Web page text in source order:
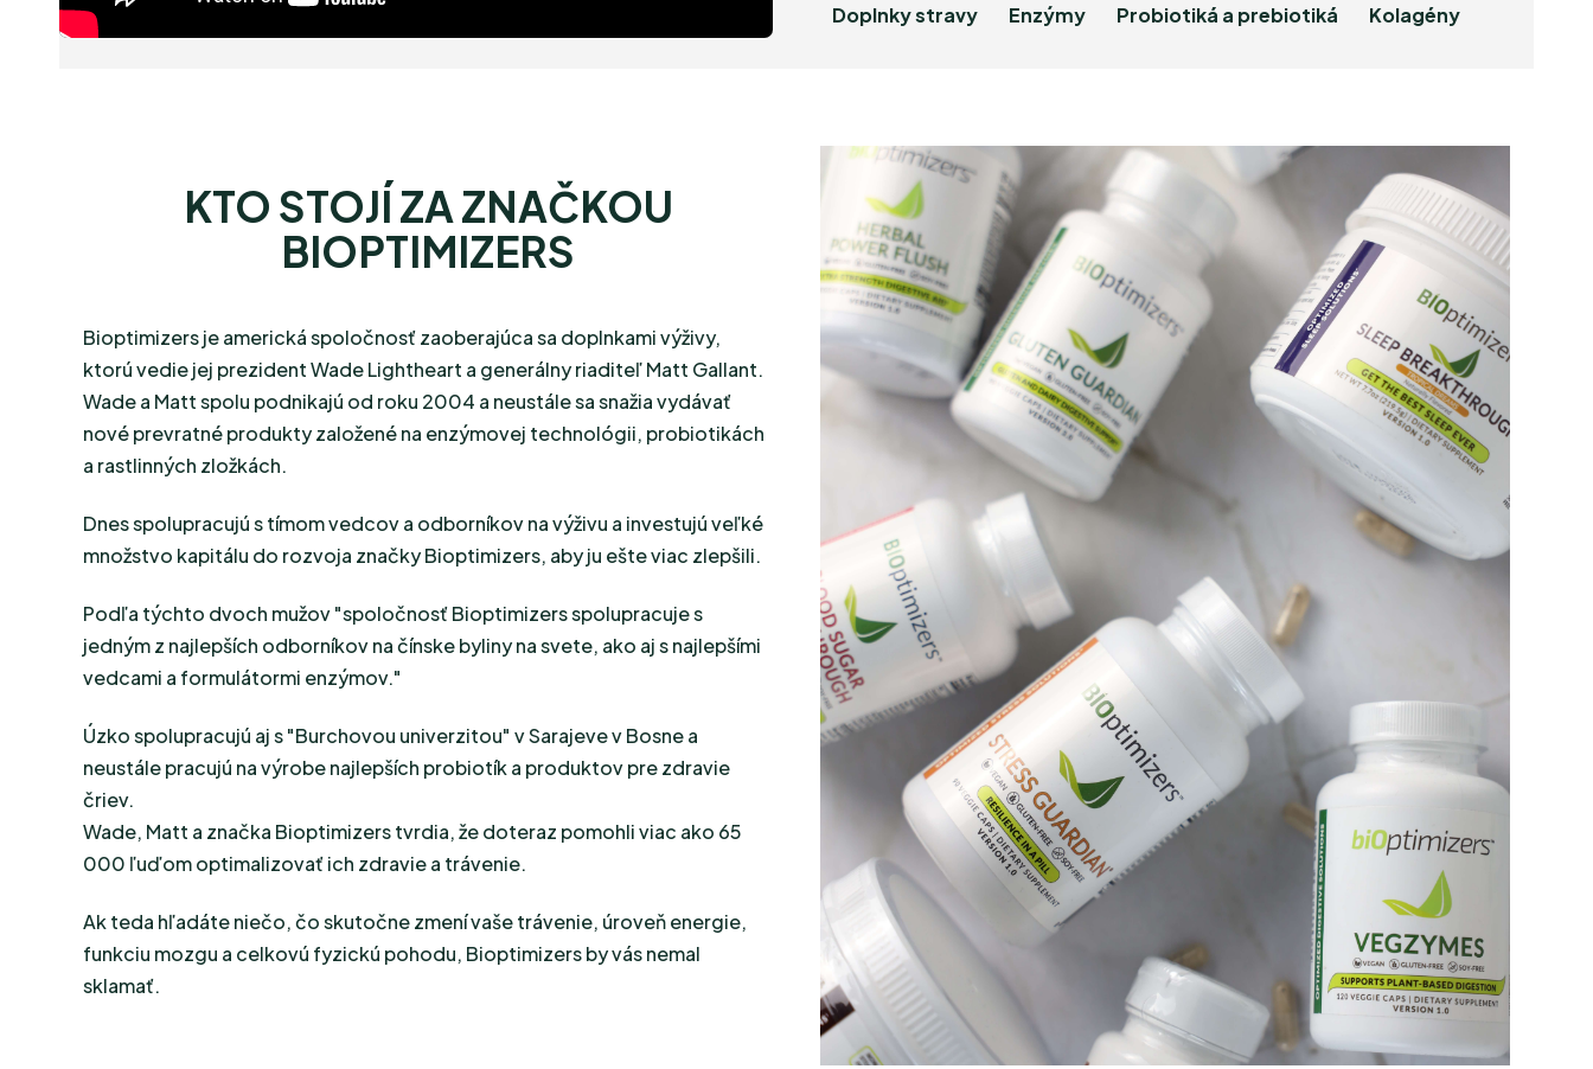
Doplnky stravy Enzýmy Probiotiká a prebiotiká Kolagény
KTO STOJÍ ZA ZNAČKOU
BIOPTIMIZERS
Bioptimizers je americká spoločnosť zaoberajúca sa doplnkami výživy,
ktorú vedie jej prezident Wade Lightheart a generálny riaditeľ Matt Gallant.
Wade a Matt spolu podnikajú od roku 2004 a neustále sa snažia vydávať
nové prevratné produkty založené na enzýmovej technológii, probiotikách
a rastlinných zložkách.
Dnes spolupracujú s tímom vedcov a odborníkov na výživu a investujú veľké
množstvo kapitálu do rozvoja značky Bioptimizers, aby ju ešte viac zlepšili.
Podľa týchto dvoch mužov "spoločnosť Bioptimizers spolupracuje s
jedným z najlepších odborníkov na čínske byliny na svete, ako aj s najlepšími
vedcami a formulátormi enzýmov."
Úzko spolupracujú aj s "Burchovou univerzitou" v Sarajeve v Bosne a
neustále pracujú na výrobe najlepších probiotík a produktov pre zdravie
čriev.
Wade, Matt a značka Bioptimizers tvrdia, že doteraz pomohli viac ako 65
000 ľuďom optimalizovať ich zdravie a trávenie.
Ak teda hľadáte niečo, čo skutočne zmení vaše trávenie, úroveň energie,
funkciu mozgu a celkovú fyzickú pohodu, Bioptimizers by vás nemal
sklamať.